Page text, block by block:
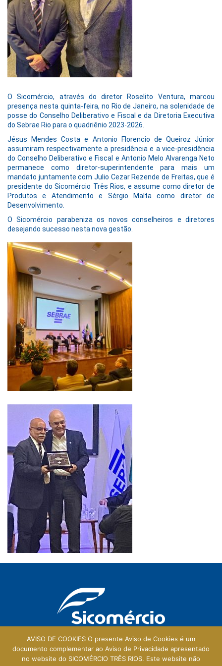
O Sicomércio, através do diretor Roselito Ventura, marcou
presença nesta quinta-feira, no Rio de Janeiro, na solenidade de
posse do Conselho Deliberativo e Fiscal e da Diretoria Executiva
do Sebrae Rio para o quadriênio 2023-2026.
Jésus Mendes Costa e Antonio Florencio de Queiroz Júnior
assumiram respectivamente a presidência e a vice-presidência
do Conselho Deliberativo e Fiscal e Antonio Melo Alvarenga Neto
permanece como diretor-superintendente para mais um
mandato juntamente com Julio Cezar Rezende de Freitas, que é
presidente do Sicomércio Três Rios, e assume como diretor de
Produtos e Atendimento e Sérgio Malta como diretor de
Desenvolvimento.
O Sicomércio parabeniza os novos conselheiros e diretores
desejando sucesso nesta nova gestão.
AVISO DE COOKIES O presente Aviso de Cookies é um
documento complementar ao Aviso de Privacidade apresentado
no website do SICOMÉRCIO TRÊS RIOS. Este website não